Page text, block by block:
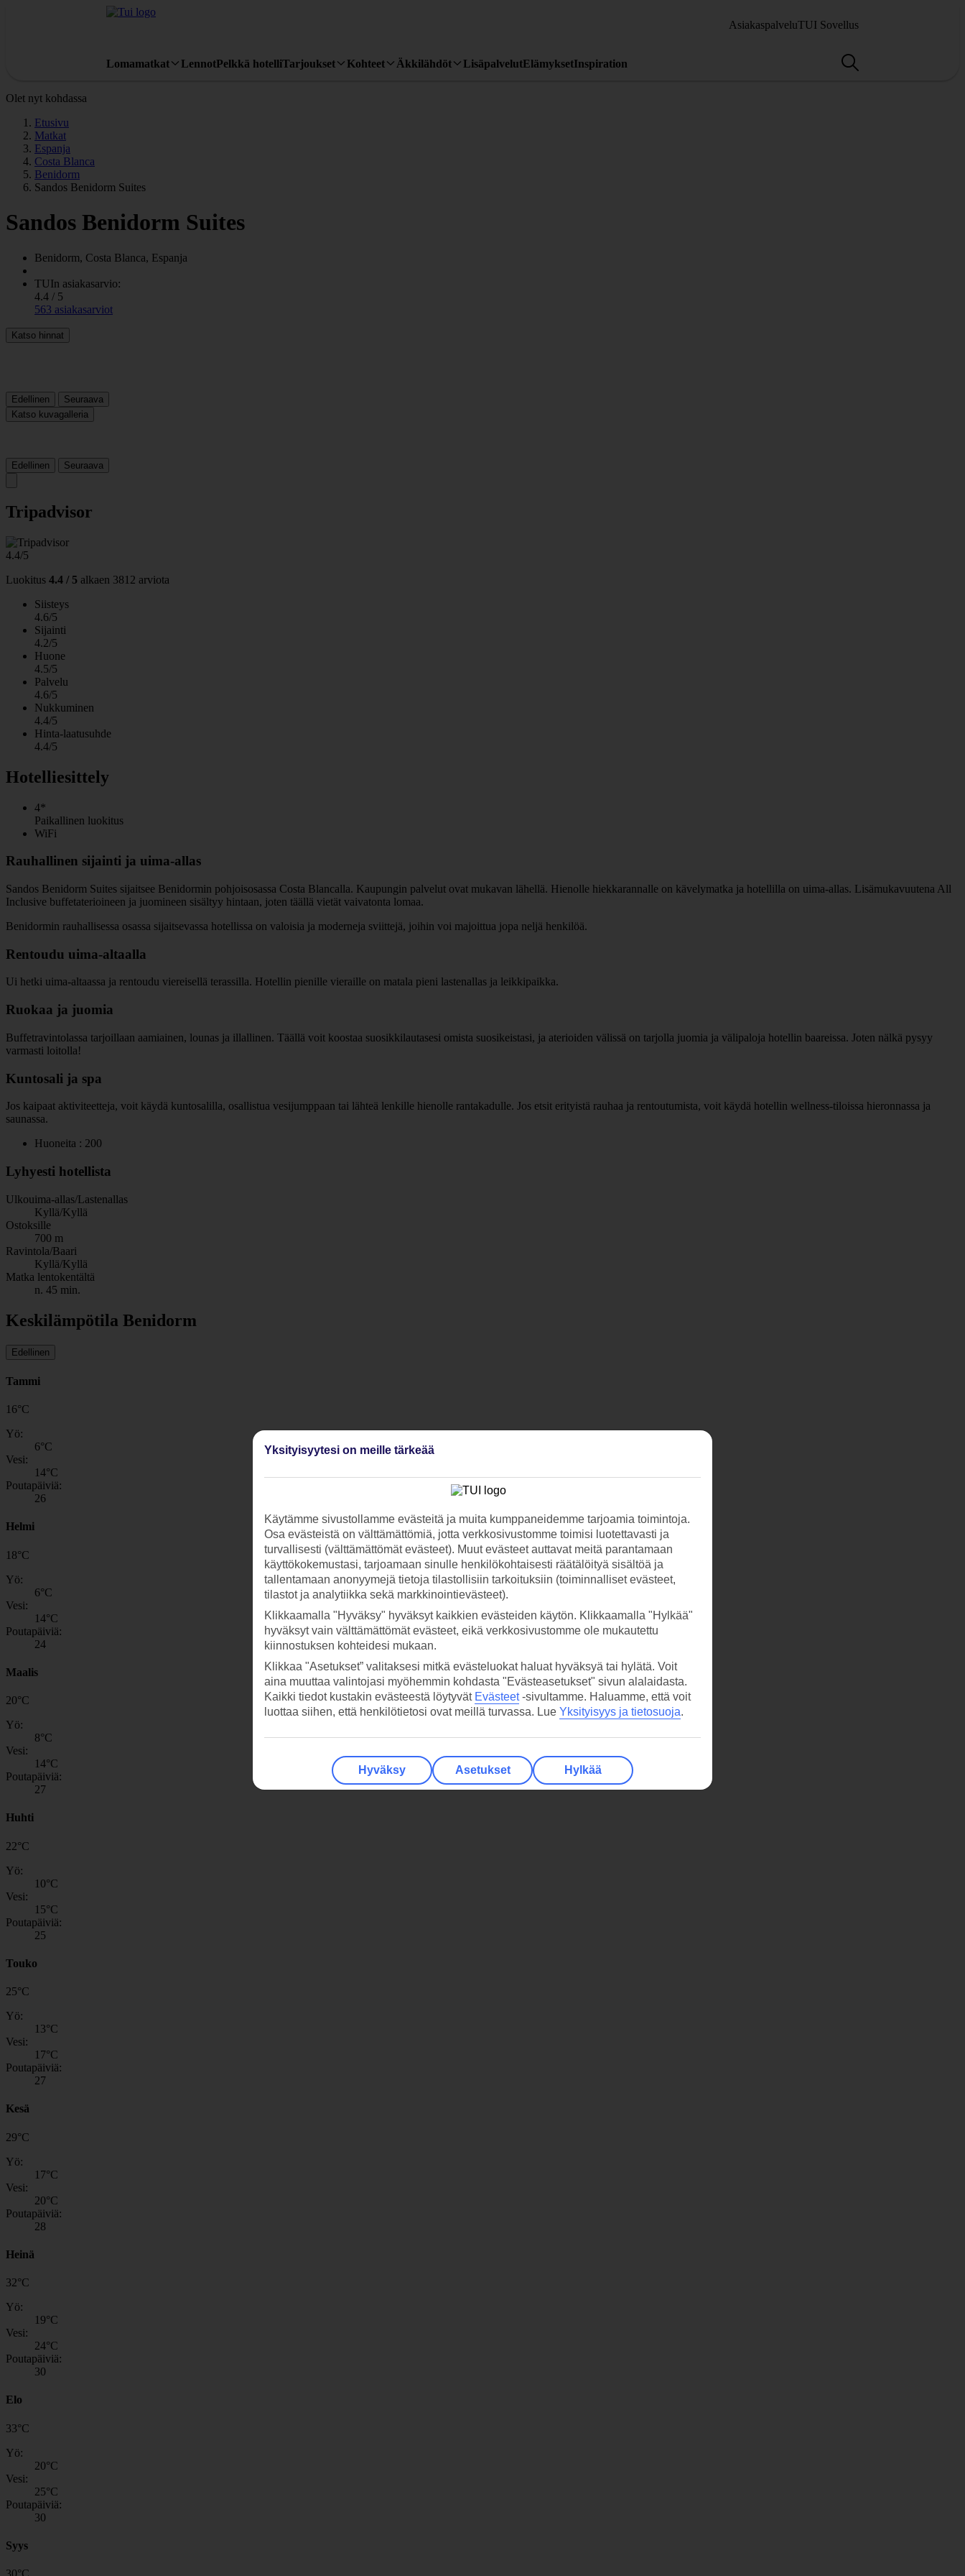
AsiakaspalveluTUI Sovellus
Lomamatkat LennotPelkkä hotelliTarjoukset Kohteet Äkkilähdöt LisäpalvelutElämyksetInspiration
Olet nyt kohdassa
Etusivu
Matkat
Espanja
Costa Blanca
Benidorm
Sandos Benidorm Suites
Sandos Benidorm Suites
Benidorm, Costa Blanca, Espanja
TUIn asiakasarvio:
4.4 / 5
563 asiakasarviot
Katso hinnat
Edellinen
Seuraava
Katso kuvagalleria
Edellinen Seuraava
Tripadvisor
4.4/5
Luokitus 4.4 / 5 alkaen 3812 arviota
Siisteys
4.6/5
Sijainti
4.2/5
Huone
4.5/5
Palvelu
4.6/5
Nukkuminen
4.4/5
Hinta-laatusuhde
4.4/5
Hotelliesittely
4*
Paikallinen luokitus
WiFi
Rauhallinen sijainti ja uima-allas
Sandos Benidorm Suites sijaitsee Benidormin pohjoisosassa Costa Blancalla. Kaupungin palvelut ovat mukavan lähellä. Hienolle hiekkarannalle on kävelymatka ja hotellilla on uima-allas. Lisämukavuutena All
Inclusive buffetaterioineen ja juomineen sisältyy hintaan, joten täällä vietät vaivatonta lomaa.
Benidormin rauhallisessa osassa sijaitsevassa hotellissa on valoisia ja moderneja sviittejä, joihin voi majoittua jopa neljä henkilöä.
Rentoudu uima-altaalla
Ui hetki uima-altaassa ja rentoudu viereisellä terassilla. Hotellin pienille vieraille on matala pieni lastenallas ja leikkipaikka.
Ruokaa ja juomia
Buffetravintolassa tarjoillaan aamiainen, lounas ja illallinen. Täällä voit koostaa suosikkilautasesi omista suosikeistasi, ja aterioiden välissä on tarjolla juomia ja välipaloja hotellin baareissa. Joten nälkä pysyy
varmasti loitolla!
Kuntosali ja spa
Jos kaipaat aktiviteetteja, voit käydä kuntosalilla, osallistua vesijumppaan tai lähteä lenkille hienolle rantakadulle. Jos etsit erityistä rauhaa ja rentoutumista, voit käydä hotellin wellness-tiloissa hieronnassa ja
saunassa.
Huoneita : 200
Lyhyesti hotellista
Ulkouima-allas/Lastenallas
Kyllä/Kyllä
Ostoksille
700 m
Ravintola/Baari
Kyllä/Kyllä
Matka lentokentältä
n. 45 min.
Keskilämpötila Benidorm
Edellinen
Tammi
16°C
Yö:
6°C
Vesi:
14°C
Poutapäiviä:
26
Helmi
18°C
Yö:
6°C
Vesi:
14°C
Poutapäiviä:
24
Maalis
20°C
Yö:
8°C
Vesi:
14°C
Poutapäiviä:
27
Huhti
22°C
Yö:
10°C
Vesi:
15°C
Poutapäiviä:
25
Touko
25°C
Yö:
13°C
Vesi:
17°C
Poutapäiviä:
27
Kesä
29°C
Yö:
17°C
Vesi:
20°C
Poutapäiviä:
28
Heinä
32°C
Yö:
19°C
Vesi:
24°C
Poutapäiviä:
30
Elo
33°C
Yö:
20°C
Vesi:
25°C
Poutapäiviä:
30
Syys
Yksityisyytesi on meille tärkeää
Käytämme sivustollamme evästeitä ja muita kumppaneidemme tarjoamia toimintoja.
Osa evästeistä on välttämättömiä, jotta verkkosivustomme toimisi luotettavasti ja
turvallisesti (välttämättömät evästeet). Muut evästeet auttavat meitä parantamaan
käyttökokemustasi, tarjoamaan sinulle henkilökohtaisesti räätälöityä sisältöä ja
tallentamaan anonyymejä tietoja tilastollisiin tarkoituksiin (toiminnalliset evästeet,
tilastot ja analytiikka sekä markkinointievästeet).
Klikkaamalla "Hyväksy" hyväksyt kaikkien evästeiden käytön. Klikkaamalla "Hylkää"
hyväksyt vain välttämättömät evästeet, eikä verkkosivustomme ole mukautettu
kiinnostuksen kohteidesi mukaan.
Klikkaa "Asetukset” valitaksesi mitkä evästeluokat haluat hyväksyä tai hylätä. Voit
aina muuttaa valintojasi myöhemmin kohdasta "Evästeasetukset" sivun alalaidasta.
Kaikki tiedot kustakin evästeestä löytyvät Evästeet-sivultamme. Haluamme, että voit
luottaa siihen, että henkilötietosi ovat meillä turvassa. Lue Yksityisyys ja tietosuoja.
Hyväksy Asetukset Hylkää